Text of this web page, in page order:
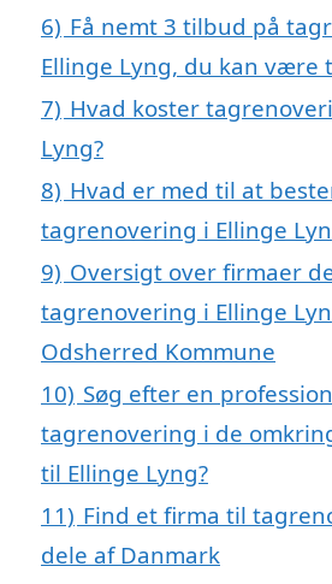
6) Få nemt 3 tilbud på
Ellinge Lyng, du kan være
7) Hvad koster
Lyng?
8) Hvad er med til at
tagrenovering i Ellinge
9) Oversigt over firmaer
tagrenovering i Ellinge
Odsherred Kommune
10) Søg efter en
tagrenovering i de
til Ellinge Lyng?
11) Find et firma til
dele af Danmark